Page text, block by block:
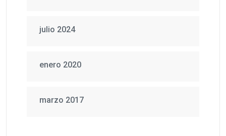
julio 2024
enero 2020
marzo 2017